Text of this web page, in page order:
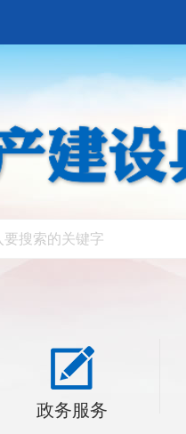
政务服务